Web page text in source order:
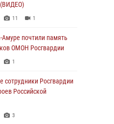
потерявшей
мероприятия
2
акция
(ВИДЕО)
11 1
почтили память
ОМОН Росгвардии
1
сотрудники Росгвардии
Российской
3